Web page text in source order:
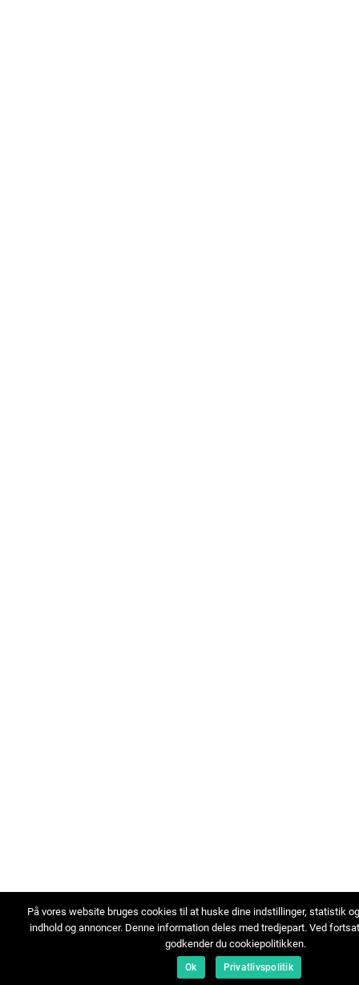
På vores website bruges cookies til at huske dine indstillinger, statistik
indhold og annoncer. Denne information deles med tredjepart. Ved
godkender du cookiepolitikken.
Ok Privatlivspolitik